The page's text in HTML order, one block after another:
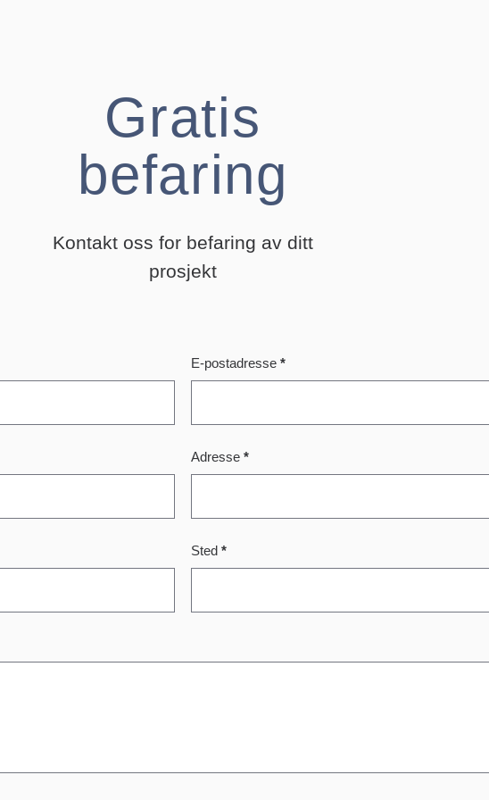
Gratis
befaring
Kontakt oss for befaring av ditt
prosjekt
E-postadresse*
Adresse*
Sted*